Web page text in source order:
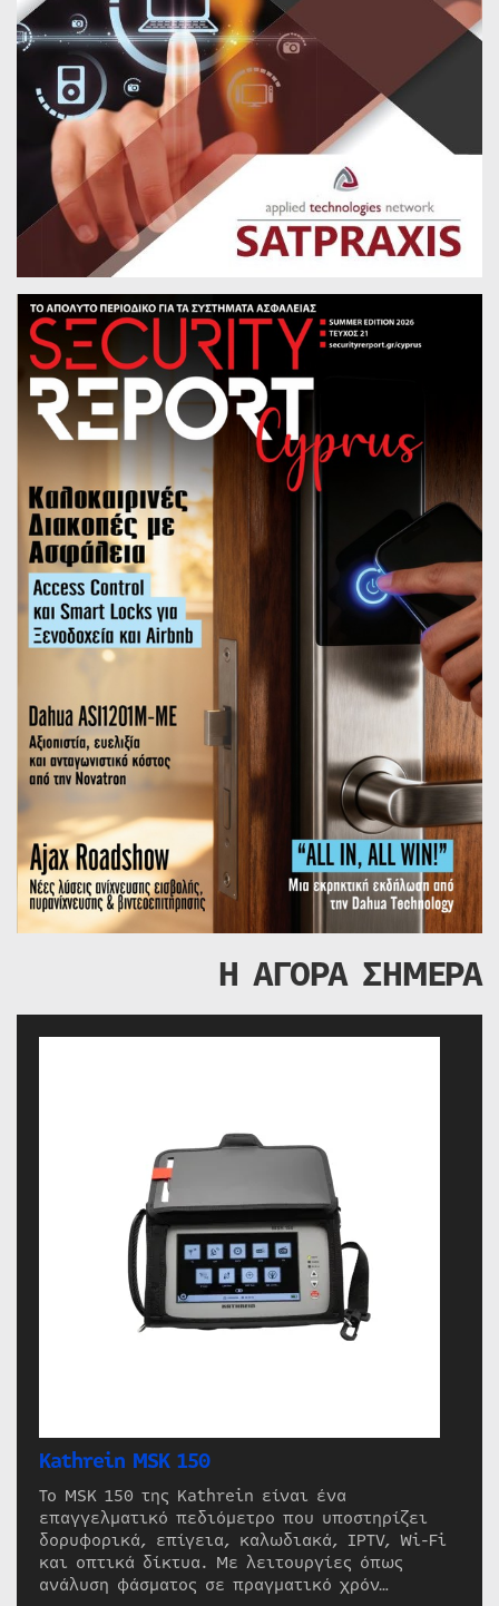
Η ΑΓΟΡΑ ΣΗΜΕΡΑ
Kathrein MSK 150
Το MSK 150 της Kathrein είναι ένα
επαγγελματικό πεδιόμετρο που υποστηρίζει
δορυφορικά, επίγεια, καλωδιακά, IPTV, Wi-Fi
και οπτικά δίκτυα. Με λειτουργίες όπως
ανάλυση φάσματος σε πραγματικό χρόν…